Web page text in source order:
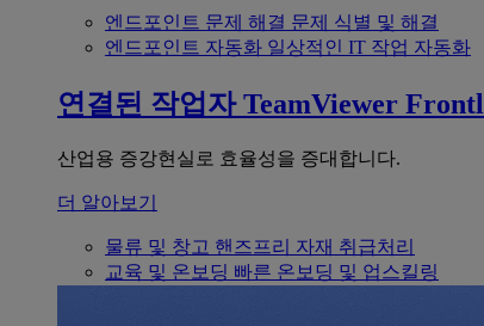
엔드포인트 문제 해결 문제 식별 및 해결
엔드포인트 자동화 일상적인 IT 작업 자동화
연결된 작업자 TeamViewer
산업용 증강현실로 효율성을 증대합니다.
더 알아보기
물류 및 창고 핸즈프리 자재 취급처리
교육 및 온보딩 빠른 온보딩 및 업스킬링